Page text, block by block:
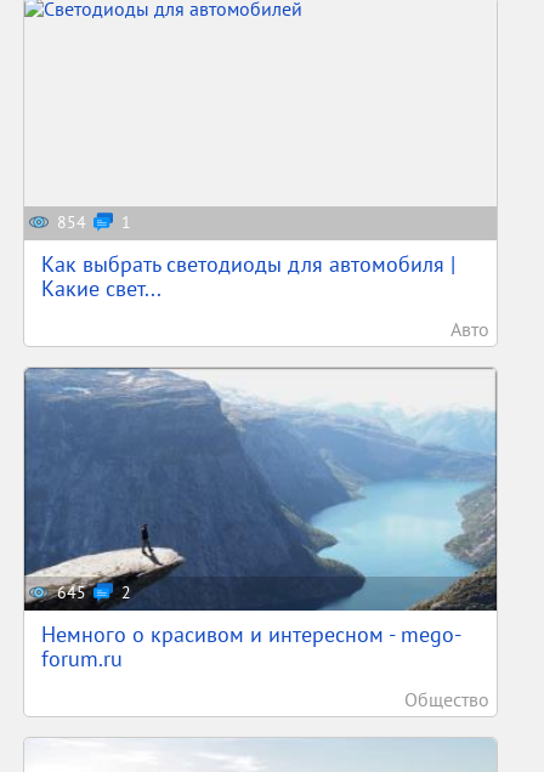
854 1
Как выбрать светодиоды для автомобиля |
Какие свет...
Авто
645 2
Немного о красивом и интересном - mego-
forum.ru
Общество